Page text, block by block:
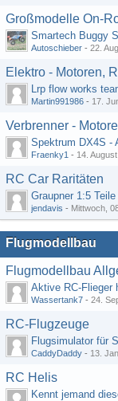
Großmodelle On-
Smartech Buggy
Autoschieber - 22.
Elektro - Motoren,
Lrp flow works
Martin991986 - 17.
Verbrenner -
Spektrum DX4S -
Fraenky1 - 14.
RC Car Raritäten
Graupner 1:5
jendavis - Mittwoch,
Flugmodellbau
Flugmodellbau
Aktive RC-Flieger
Wassertank7 - 24.
RC-Flugzeuge
Flugsimulator für
CaddyDaddy - 13.
RC Helis
Kennt jemand